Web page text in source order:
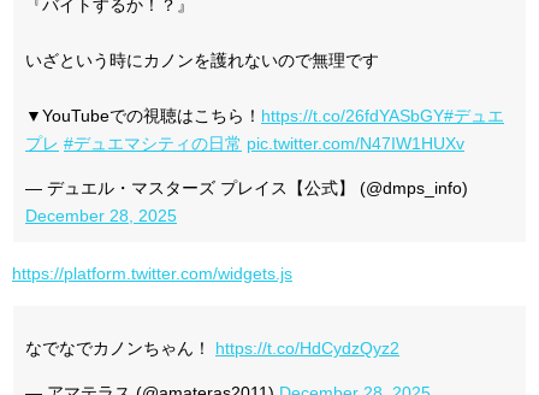
『バイトするか！？』
いざという時にカノンを護れないので無理です
▼YouTubeでの視聴はこちら！ https://t.co/26fdYASbGY#デュエ
プレ #デュエマシティの日常 pic.twitter.com/N47IW1HUXv
— デュエル・マスターズ プレイス【公式】 (@dmps_info)
December 28, 2025
https://platform.twitter.com/widgets.js
なでなでカノンちゃん！ https://t.co/HdCydzQyz2